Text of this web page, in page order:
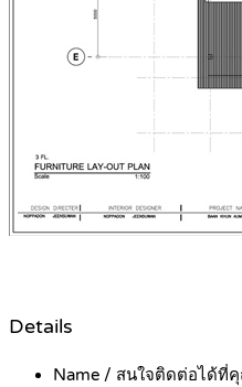
Details
Name / สนใจติดต่อได้ที่